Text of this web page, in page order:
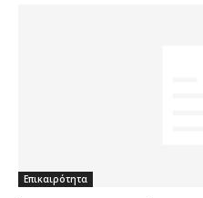
Επικαιρότητα